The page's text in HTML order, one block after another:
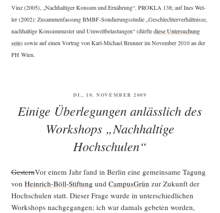
Vinz (2005), „Nach­hal­ti­ger Kon­sum und Ernäh­rung“. PROKLA 138; auf Ines Wel­
ler (2002): Zusam­men­fas­sung BMBF-Son­die­rungs­stu­die „Geschlech­ter­ver­hält­nis­se,
nach­hal­ti­ge Kon­sum­mus­ter und Umwelt­be­las­tun­gen“ (dürf­tedie­se Unter­su­chung
sein) sowie auf einen Vor­trag von Karl-Micha­el Brun­ner im Novem­ber 2010 an der
PH Wien.
VERÖFFENTLICHT
DI., 10. NOVEMBER 2009
Einige Überlegungen anlässlich des
Workshops „Nachhaltige
Hochschulen“
Ges­ternVor einem Jahr fand in Ber­lin eine gemein­sa­me Tagung
von Hein­rich-Böll-Stif­tung und Cam­pus­Grün zur Zukunft der
Hoch­schu­len statt. Die­ser Fra­ge wur­de in unter­schied­li­chen
Work­shops nach­ge­gan­gen; ich war damals gebe­ten wor­den,